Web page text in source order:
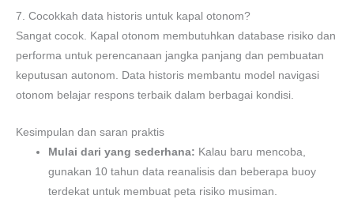
7. Cocokkah data historis untuk kapal otonom?
Sangat cocok. Kapal otonom membutuhkan database risiko dan
performa untuk perencanaan jangka panjang dan pembuatan
keputusan autonom. Data historis membantu model navigasi
otonom belajar respons terbaik dalam berbagai kondisi.
Kesimpulan dan saran praktis
Mulai dari yang sederhana: Kalau baru mencoba,
gunakan 10 tahun data reanalisis dan beberapa buoy
terdekat untuk membuat peta risiko musiman.